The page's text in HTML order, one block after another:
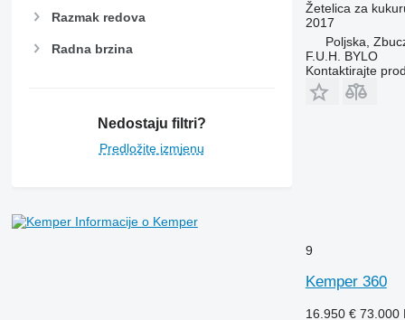
Razmak redova
Radna brzina
Nedostaju filtri?
Predložite izmjenu
Informacije o Kemper
Žetelica za
2017
Poljska,
F.U.H. BYLO
Kontaktirajte
9
Kemper 360
16.950 € 73.000